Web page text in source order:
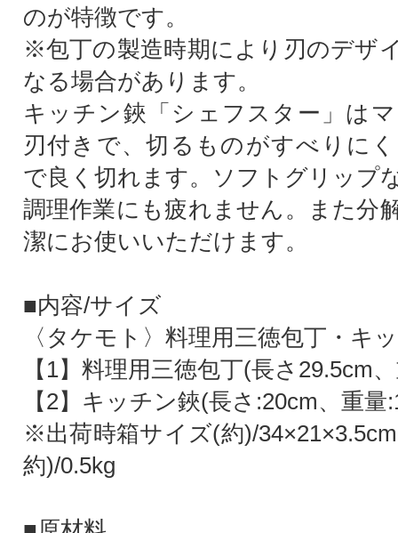
のが特徴です。
※包丁の製造時期により刃のデザ
なる場合があります。
キッチン鋏「シェフスター」は
刃付きで、切るものがすべりに
で良く切れます。ソフトグリップ
調理作業にも疲れません。また分
潔にお使いいただけます。
■内容/サイズ
〈タケモト〉料理用三徳包丁・キ
【1】料理用三徳包丁(長さ29.5cm
【2】キッチン鋏(長さ:20cm、重量
※出荷時箱サイズ(約)/
約)/0.5kg